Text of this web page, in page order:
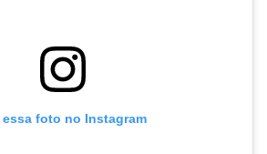
essa foto no Instagram